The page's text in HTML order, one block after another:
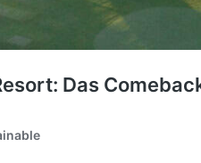
Das